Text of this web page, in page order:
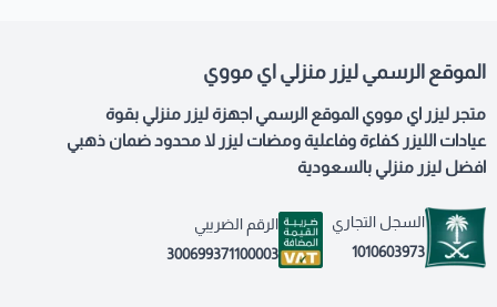
الموقع الرسمي ليزر منزلي اي مووي
متجر ليزر اي مووي الموقع الرسمي اجهزة ليزر منزلي بقوة
عيادات الليزر كفاءة وفاعلية ومضات ليزر لا محدود ضمان ذهبي
افضل ليزر منزلي بالسعودية
السجل التجاري
1010603973
الرقم الضريبي
300699371100003